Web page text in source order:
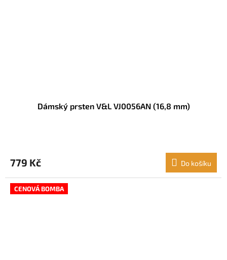
Dámský prsten V&L VJ0056AN (16,8 mm)
779 Kč Do košíku
CENOVÁ BOMBA